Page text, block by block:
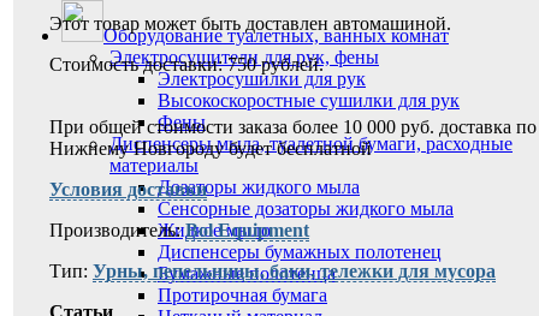
Оборудование туалетных, ванных комнат
Электросушители для рук, фены
Электросушилки для рук
Высокоскоростные сушилки для рук
Фены
Диспенсеры мыла, туалетной бумаги, расходные
материалы
Дозаторы жидкого мыла
Сенсорные дозаторы жидкого мыла
Жидкое мыло
Диспенсеры бумажных полотенец
Бумажные полотенца
Протирочная бумага
Этот товар может быть доставлен автомашиной.
Стоимость доставки: 750 рублей.
При общей стоимости заказа более 10 000 руб. доставка по
Нижнему Новгороду будет бесплатной
Условия доставки
Производитель:Bol Equipment
Тип: Урны, пепельницы, баки, тележки для мусора
Статьи